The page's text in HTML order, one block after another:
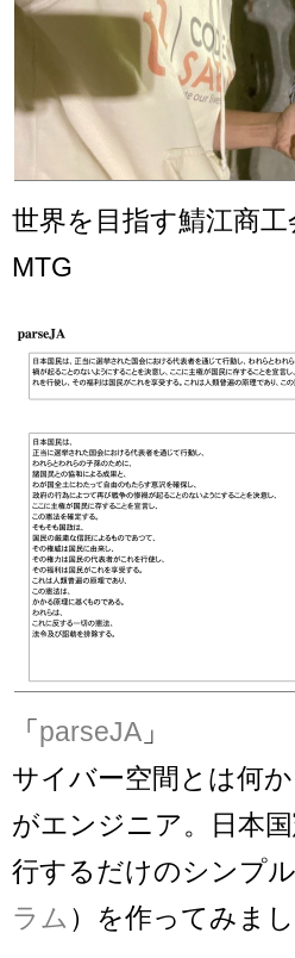
世界を目指す鯖江商
MTG
「parseJA 」
サイバー空間とは何
がエンジニア。日本
行するだけのシンプ
ラム ）を作ってみまし